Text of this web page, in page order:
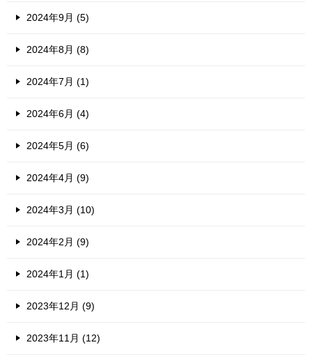
2024年9月 (5)
2024年8月 (8)
2024年7月 (1)
2024年6月 (4)
2024年5月 (6)
2024年4月 (9)
2024年3月 (10)
2024年2月 (9)
2024年1月 (1)
2023年12月 (9)
2023年11月 (12)